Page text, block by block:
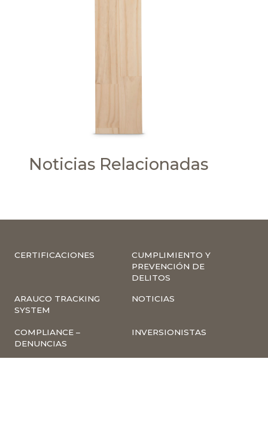
Noticias Relacionadas
CERTIFICACIONES
CUMPLIMIENTO Y
PREVENCIÓN DE
DELITOS
ARAUCO TRACKING
SYSTEM
NOTICIAS
COMPLIANCE –
DENUNCIAS
INVERSIONISTAS